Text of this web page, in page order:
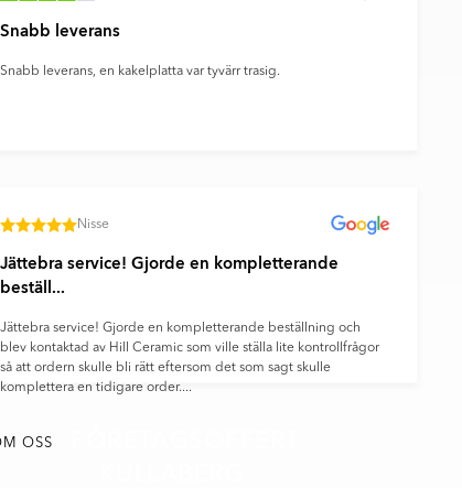
Snabb leverans
Snabb leverans, en kakelplatta var tyvärr trasig.
Nisse
Jättebra service! Gjorde en kompletterande
beställ...
Jättebra service! Gjorde en kompletterande beställning och
blev kontaktad av Hill Ceramic som ville ställa lite kontrollfrågor
så att ordern skulle bli rätt eftersom det som sagt skulle
komplettera en tidigare order....
OSS